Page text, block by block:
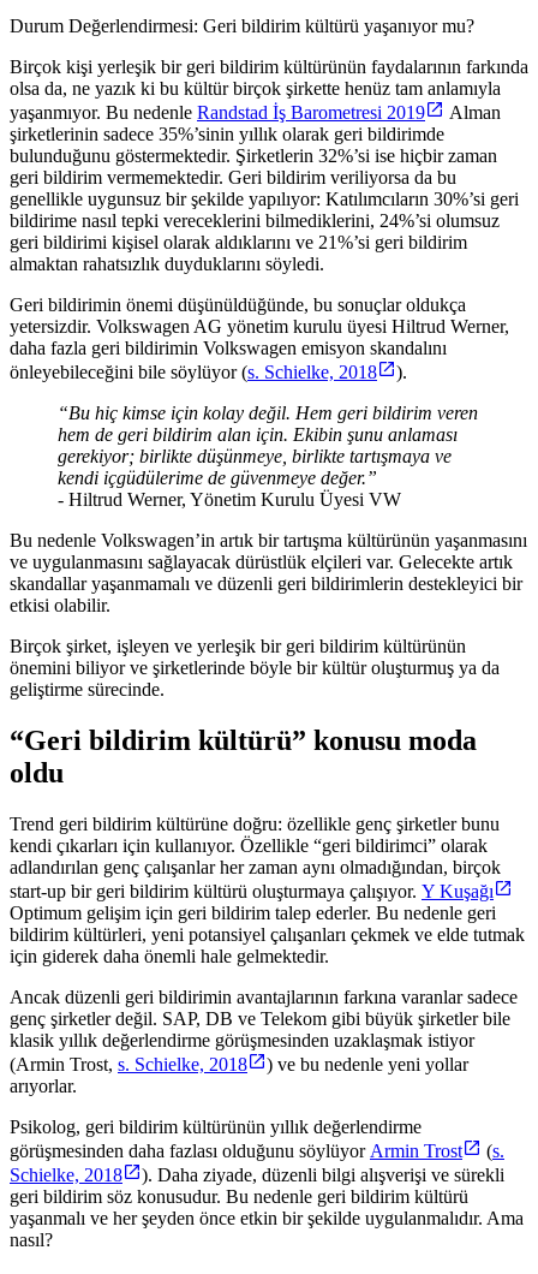
Durum Değerlendirmesi: Geri bildirim kültürü yaşanıyor mu?
Birçok kişi yerleşik bir geri bildirim kültürünün faydalarının farkında
olsa da, ne yazık ki bu kültür birçok şirkette henüz tam anlamıyla
yaşanmıyor. Bu nedenle Randstad İş Barometresi 2019
Alman
şirketlerinin sadece 35%’sinin yıllık olarak geri bildirimde
bulunduğunu göstermektedir. Şirketlerin 32%’si ise hiçbir zaman
geri bildirim vermemektedir. Geri bildirim veriliyorsa da bu
genellikle uygunsuz bir şekilde yapılıyor: Katılımcıların 30%’si geri
bildirime nasıl tepki vereceklerini bilmediklerini, 24%’si olumsuz
geri bildirimi kişisel olarak aldıklarını ve 21%’si geri bildirim
almaktan rahatsızlık duyduklarını söyledi.
Geri bildirimin önemi düşünüldüğünde, bu sonuçlar oldukça
yetersizdir. Volkswagen AG yönetim kurulu üyesi Hiltrud Werner,
daha fazla geri bildirimin Volkswagen emisyon skandalını
önleyebileceğini bile söylüyor (s. Schielke, 2018
).
“Bu hiç kimse için kolay değil. Hem geri bildirim veren
hem de geri bildirim alan için. Ekibin şunu anlaması
gerekiyor; birlikte düşünmeye, birlikte tartışmaya ve
kendi içgüdülerime de güvenmeye değer.”
- Hiltrud Werner, Yönetim Kurulu Üyesi VW
Bu nedenle Volkswagen’in artık bir tartışma kültürünün yaşanmasını
ve uygulanmasını sağlayacak dürüstlük elçileri var. Gelecekte artık
skandallar yaşanmamalı ve düzenli geri bildirimlerin destekleyici bir
etkisi olabilir.
Birçok şirket, işleyen ve yerleşik bir geri bildirim kültürünün
önemini biliyor ve şirketlerinde böyle bir kültür oluşturmuş ya da
geliştirme sürecinde.
“Geri bildirim kültürü” konusu moda
oldu
Trend geri bildirim kültürüne doğru: özellikle genç şirketler bunu
kendi çıkarları için kullanıyor. Özellikle “geri bildirimci” olarak
adlandırılan genç çalışanlar her zaman aynı olmadığından, birçok
start-up bir geri bildirim kültürü oluşturmaya çalışıyor. Y Kuşağı
Optimum gelişim için geri bildirim talep ederler. Bu nedenle geri
bildirim kültürleri, yeni potansiyel çalışanları çekmek ve elde tutmak
için giderek daha önemli hale gelmektedir.
Ancak düzenli geri bildirimin avantajlarının farkına varanlar sadece
genç şirketler değil. SAP, DB ve Telekom gibi büyük şirketler bile
klasik yıllık değerlendirme görüşmesinden uzaklaşmak istiyor
(Armin Trost, s. Schielke, 2018
) ve bu nedenle yeni yollar
arıyorlar.
Psikolog, geri bildirim kültürünün yıllık değerlendirme
görüşmesinden daha fazlası olduğunu söylüyor Armin Trost (s.
Schielke, 2018
). Daha ziyade, düzenli bilgi alışverişi ve sürekli
geri bildirim söz konusudur. Bu nedenle geri bildirim kültürü
yaşanmalı ve her şeyden önce etkin bir şekilde uygulanmalıdır. Ama
nasıl?